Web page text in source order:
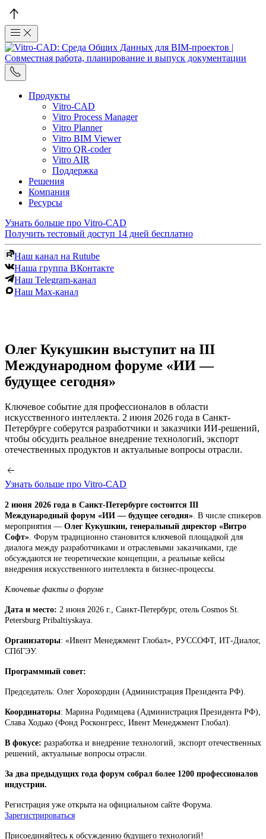
Продукты
Vitro-CAD
Vitro Process Manager
Vitro Planner
Vitro BIM Viewer
Vitro QR-coder
Vitro AIR
Поддержка
Решения
Компания
Ресурсы
Узнать больше про Vitro-CAD
Получить тестовый доступ 14 дней бесплатно
Наш канал на Rutube
Наша группа ВКонтакте
Наш Telegram-канал
Наш Max-канал
Олег Кукушкин выступит на III
Международном форуме «ИИ —
будущее сегодня»
Ключевое событие для профессионалов в области
искусственного интеллекта. 2 июня 2026 года в Санкт-
Петербурге соберутся разработчики и заказчики ИИ-решений,
чтобы обсудить реальное внедрение технологий, экспорт
отечественных продуктов и актуальные вопросы отрасли.
Узнать больше про Vitro-CAD
2 июня 2026 года в Санкт-Петербурге состоится III
Международный форум «ИИ — будущее сегодня» . В числе спикеров
мероприятия — Олег Кукушкин, генеральный директор «Витро
Софт» . Форум традиционно становится ключевой площадкой для
диалога между разработчиками и отраслевыми заказчиками, где
обсуждаются не теоретические концепции, а реальные кейсы
внедрения искусственного интеллекта в бизнес-процессы.
Ключевые факты о форуме
Дата и место: 2 июня 2026 г., Санкт-Петербург, отель Cosmos St.
Petersburg Pribaltiyskaya.
Организаторы: «Ивент Менеджмент Глобал», РУССОФТ, ИТ-Диалог,
СПбГЭУ.
Программный совет:
Председатель: Олег Хорохордин (Администрация Президента РФ).
Координаторы: Марина Родимцева (Администрация Президента РФ),
Слава Ходько (Фонд Росконгресс, Ивент Менеджмент Глобал).
В фокусе: разработка и внедрение технологий, экспорт отечественных
решений, актуальные вопросы отрасли.
За два предыдущих года форум собрал более 1200 профессионалов
индустрии.
Регистрация уже открыта на официальном сайте Форума.
Зарегистрироваться
Присоединяйтесь к обсуждению будущего технологий!